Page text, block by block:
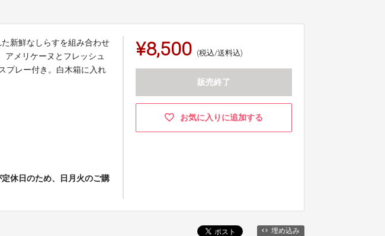
新鮮なしらすを組み合わせ
アメリケーヌとフレッシュ
プレー付き。白木箱に入れ
休日のため、日月火のご購
¥8,500 (税込/送料込)
販売終了
お気に入りに追加する
埋め込み